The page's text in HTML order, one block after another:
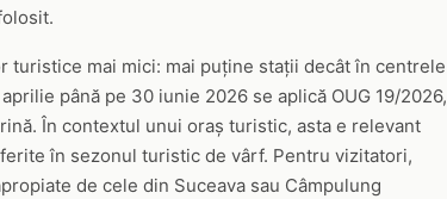
turistice mai mici: mai puține stații decât în centrele
până pe 30 iunie 2026 se aplică OUG 19/2026,
În contextul unui oraș turistic, asta e relevant
în sezonul turistic de vârf. Pentru vizitatori,
de cele din Suceava sau Câmpulung